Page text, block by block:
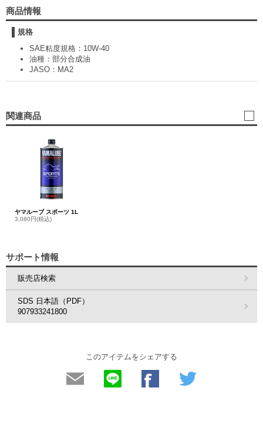
商品情報
規格
SAE粘度規格：10W-40
油種：部分合成油
JASO：MA2
関連商品
ヤマルーブ スポーツ 1L
3,080円(税込)
サポート情報
販売店検索
SDS 日本語（PDF）
907933241800
このアイテムをシェアする